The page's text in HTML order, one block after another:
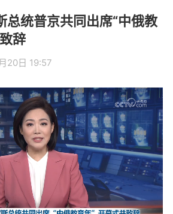
总统普京共同出席“中俄教
辞
20日 19:57